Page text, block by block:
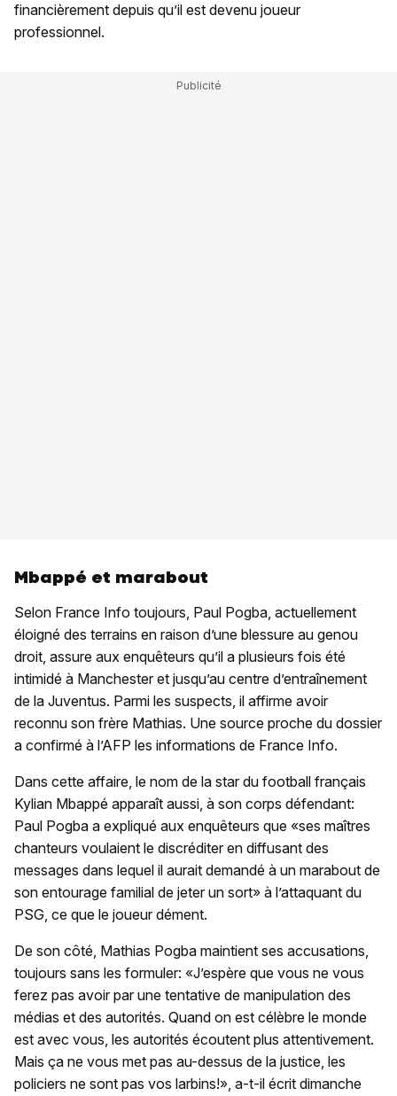
financièrement depuis qu’il est devenu joueur
professionnel.
Mbappé et marabout
Selon France Info toujours, Paul Pogba, actuellement
éloigné des terrains en raison d’une blessure au genou
droit, assure aux enquêteurs qu’il a plusieurs fois été
intimidé à Manchester et jusqu’au centre d’entraînement
de la Juventus. Parmi les suspects, il affirme avoir
reconnu son frère Mathias. Une source proche du dossier
a confirmé à l’AFP les informations de France Info.
Dans cette affaire, le nom de la star du football français
Kylian Mbappé apparaît aussi, à son corps défendant:
Paul Pogba a expliqué aux enquêteurs que «ses maîtres
chanteurs voulaient le discréditer en diffusant des
messages dans lequel il aurait demandé à un marabout de
son entourage familial de jeter un sort» à l’attaquant du
PSG, ce que le joueur dément.
De son côté, Mathias Pogba maintient ses accusations,
toujours sans les formuler: «J’espère que vous ne vous
ferez pas avoir par une tentative de manipulation des
médias et des autorités. Quand on est célèbre le monde
est avec vous, les autorités écoutent plus attentivement.
Mais ça ne vous met pas au-dessus de la justice, les
policiers ne sont pas vos larbins!», a-t-il écrit dimanche